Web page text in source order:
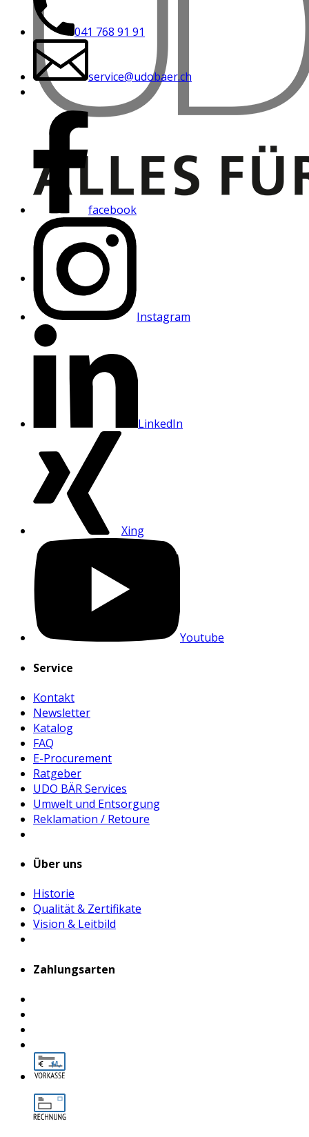
041 768 91 91
service@udobaer.ch
facebook
Instagram
LinkedIn
Xing
Youtube
Service
Kontakt
Newsletter
Katalog
FAQ
E-Procurement
Ratgeber
UDO BÄR Services
Umwelt und Entsorgung
Reklamation / Retoure
Über uns
Historie
Qualität & Zertifikate
Vision & Leitbild
Zahlungsarten